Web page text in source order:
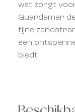
wat zorgt
Guardamar
fijne
een
biedt.